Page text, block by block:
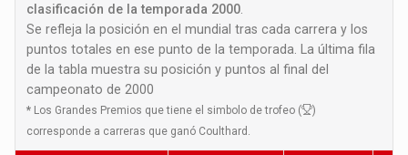
clasificación de la temporada 2000
Se refleja la posición en el mundial tras cada carrera y los
puntos totales en ese punto de la temporada. La última fila
de la tabla muestra su posición y puntos al final del
campeonato de 2000
* Los Grandes Premios que tiene el simbolo de trofeo (
)
corresponde a carreras que ganó Coulthard.